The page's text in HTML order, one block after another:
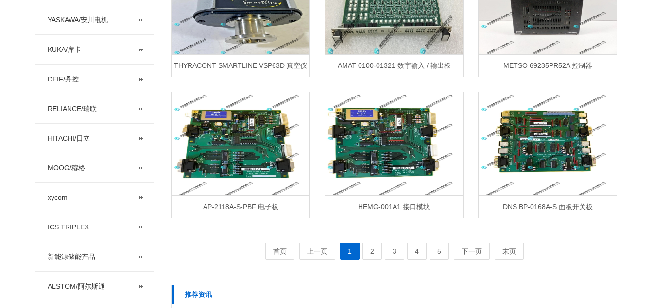
YASKAWA/安川电机
KUKA/库卡
DEIF/丹控
RELIANCE/瑞联
HITACHI/日立
MOOG/穆格
xycom
ICS TRIPLEX
新能源储能产品
ALSTOM/阿尔斯通
THYRACONT SMARTLINE VSP63D 真空仪 AMAT 0100-01321 数字输入 / 输出板 METSO 69235PR52A 控制器
AP-2118A-S-PBF 电子板 HEMG-001A1 接口模块 DNS BP-0168A-S 面板开关板
首页 上一页 1 2 3 4 5 下一页 末页
推荐资讯